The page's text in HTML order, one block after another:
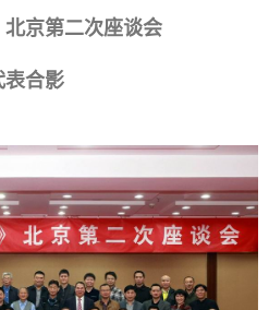
北京第二次座谈会
表合影